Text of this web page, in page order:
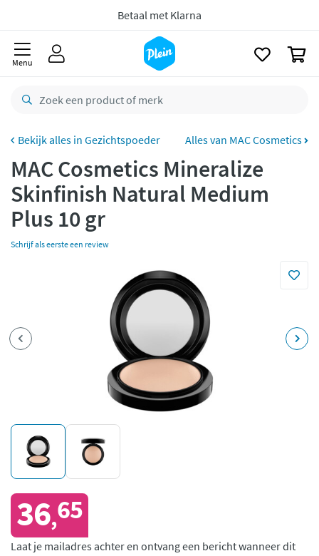
CO2 neutraal
Menu
Gezichtspoeder Alles van MAC Cosmetics
MAC Cosmetics Mineralize
Skinfinish Natural Medium
Plus 10 gr
Schrijf als eerste een review
36,65
Laat je mailadres achter en ontvang een bericht wanneer dit